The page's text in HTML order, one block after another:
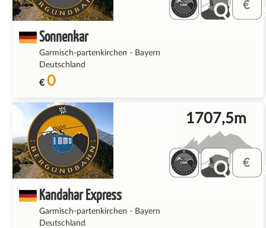
Sonnenkar
Garmisch-partenkirchen - Bayern
Deutschland
€ 0
Kandahar Express
Garmisch-partenkirchen - Bayern
Deutschland
1707,5m